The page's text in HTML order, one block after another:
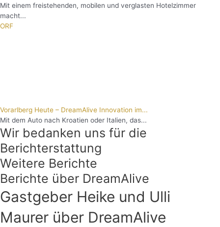
Mit einem freistehenden, mobilen und verglasten Hotelzimmer
macht...
ORF
Vorarlberg Heute – DreamAlive Innovation im...
Mit dem Auto nach Kroatien oder Italien, das...
Wir bedanken uns für die
Berichterstattung
Weitere Berichte
Berichte über DreamAlive
Gastgeber Heike und Ulli
Maurer über DreamAlive